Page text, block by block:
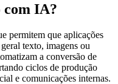
com IA?
permitem que aplicações
texto, imagens ou
a conversão de
ciclos de produção
e comunicações internas.